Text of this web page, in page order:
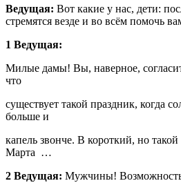
Ведущая: Вот какие у нас, дети:
стремятся везде и во всём помочь
1 Ведущая:
Милые дамы! Вы, наверное,
что
существует такой праздник, когда
больше и
капель звонче. В короткий, но
Марта …
2 Ведущая: Мужчины! Возможность